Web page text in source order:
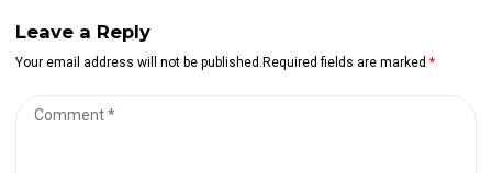
Leave a Reply
Your email address will not be published.Required fields are marked *
Comment